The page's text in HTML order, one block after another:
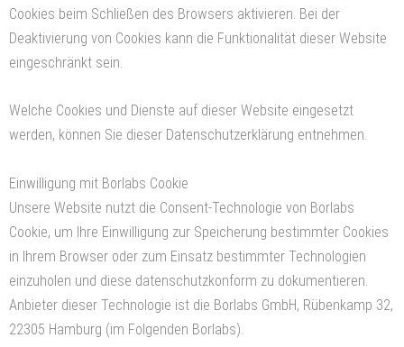
Cookies beim Schließen des Browsers aktivieren. Bei der
Deaktivierung von Cookies kann die Funktionalität dieser Website
eingeschränkt sein.
Welche Cookies und Dienste auf dieser Website eingesetzt
werden, können Sie dieser Datenschutzerklärung entnehmen.
Einwilligung mit Borlabs Cookie
Unsere Website nutzt die Consent-Technologie von Borlabs
Cookie, um Ihre Einwilligung zur Speicherung bestimmter Cookies
in Ihrem Browser oder zum Einsatz bestimmter Technologien
einzuholen und diese datenschutzkonform zu dokumentieren.
Anbieter dieser Technologie ist die Borlabs GmbH, Rübenkamp 32,
22305 Hamburg (im Folgenden Borlabs).